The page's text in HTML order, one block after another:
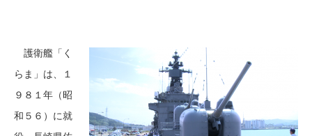
護衛艦「く
らま」は、１
９８１年（昭
和５６）に就